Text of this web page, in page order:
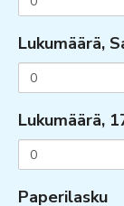
Lukumäärä,
Lukumäärä,
Paperilasku